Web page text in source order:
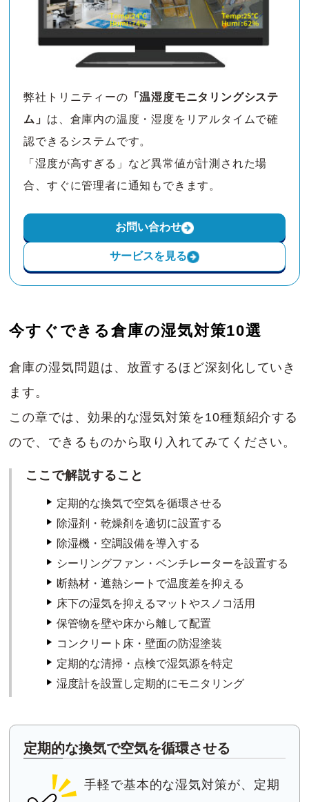
弊社トリニティーの 「温湿度モニタリングシステ
ム」 は、倉庫内の温度・湿度をリアルタイムで確
認できるシステムです。
「湿度が高すぎる」など異常値が計測された場
合、すぐに管理者に通知もできます。
お問い合わせ
サービスを見る
今すぐできる倉庫の湿気対策10選
倉庫の湿気問題は、放置するほど深刻化していき
ます。
この章では、効果的な湿気対策を10種類紹介する
ので、できるものから取り入れてみてください。
ここで解説すること
定期的な換気で空気を循環させる
除湿剤・乾燥剤を適切に設置する
除湿機・空調設備を導入する
シーリングファン・ベンチレーターを設置する
断熱材・遮熱シートで温度差を抑える
床下の湿気を抑えるマットやスノコ活用
保管物を壁や床から離して配置
コンクリート床・壁面の防湿塗装
定期的な清掃・点検で湿気源を特定
湿度計を設置し定期的にモニタリング
定期的な換気で空気を循環させる
手軽で基本的な湿気対策が、定期